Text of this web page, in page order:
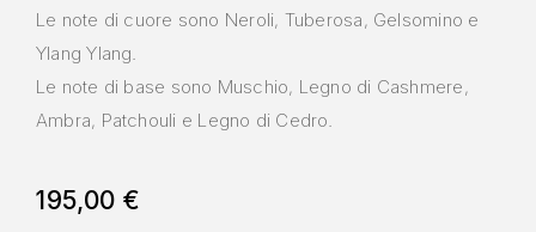
Le note di cuore sono Neroli, Tuberosa, Gelsomino e
Ylang Ylang.
Le note di base sono Muschio, Legno di Cashmere,
Ambra, Patchouli e Legno di Cedro.
195,00€